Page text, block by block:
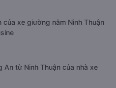
xe giường nằm Ninh Thuận
An từ Ninh Thuận của nhà xe